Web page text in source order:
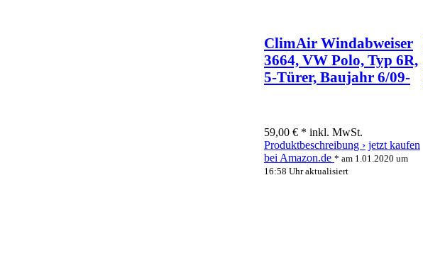
ClimAir Windabweiser
3664, VW Polo, Typ 6R,
5-Türer, Baujahr 6/09-
59,00 € * inkl. MwSt.
Produktbeschreibung › jetzt kaufen
bei Amazon.de * am 1.01.2020 um
16:58 Uhr aktualisiert